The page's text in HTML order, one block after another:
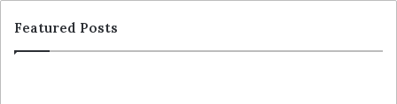
Featured Posts